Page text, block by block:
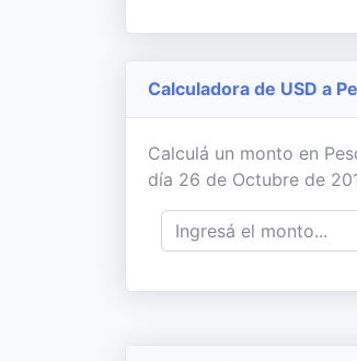
Calculadora de USD a
Calculá un monto en
día 26 de Octubre de